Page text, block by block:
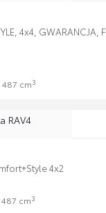
4x4, GWARANCJA,
487 cm3
4x2
cm3